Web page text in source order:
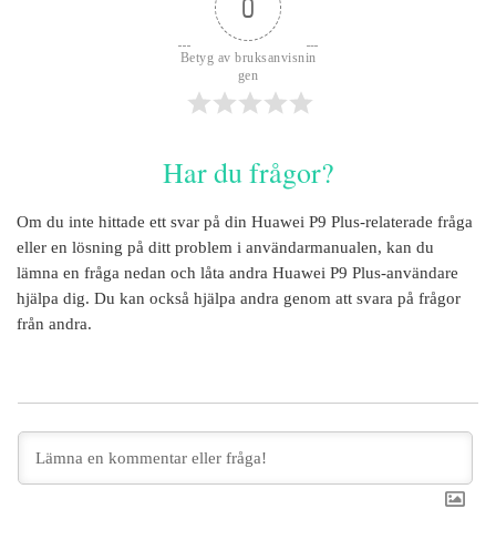
0
Betyg av bruksanvisnin
gen
Har du frågor?
Om du inte hittade ett svar på din Huawei P9 Plus-relaterade fråga
eller en lösning på ditt problem i användarmanualen, kan du
lämna en fråga nedan och låta andra Huawei P9 Plus-användare
hjälpa dig. Du kan också hjälpa andra genom att svara på frågor
från andra.